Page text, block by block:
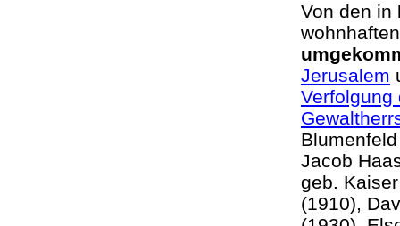
Von den in
Jerusalem
Verfolgung
Jacob
geb.
(1910),